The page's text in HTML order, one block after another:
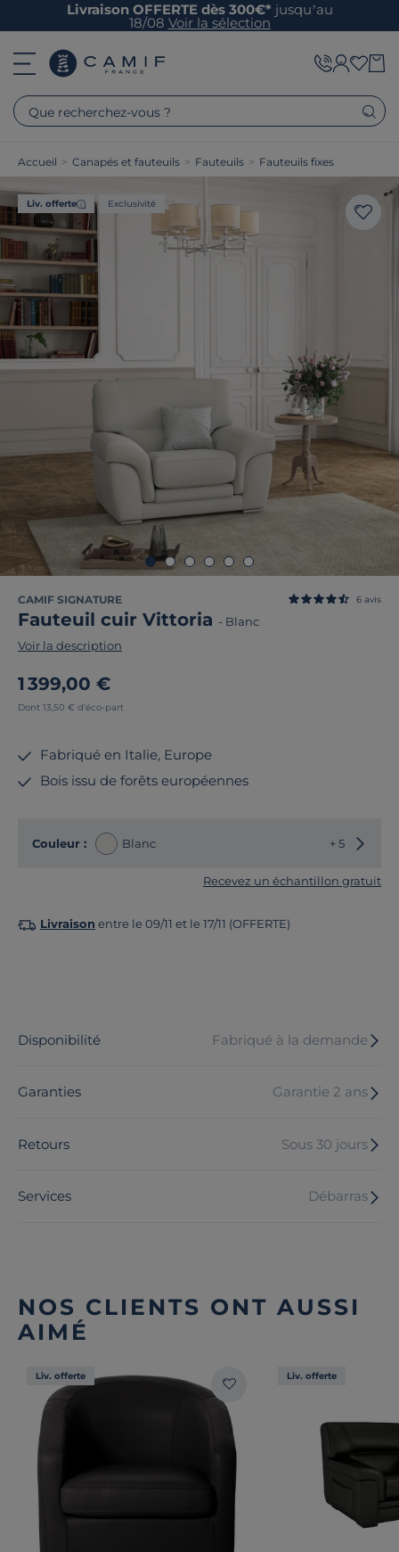
Livraison OFFERTE dès 300€* jusqu’au
18/08 Voir la sélection
Que recherchez-vous ?
Accueil > Canapés et fauteuils > Fauteuils > Fauteuils fixes
Liv. offerte Exclusivité
CAMIF SIGNATURE
Fauteuil cuir Vittoria - Blanc
6 avis
Voir la description
1 399,00 €
Dont 13,50 € d'éco-part
Fabriqué en Italie, Europe
Bois issu de forêts européennes
Couleur : Blanc + 5
Recevez un échantillon gratuit
Livraison entre le 09/11 et le 17/11 (OFFERTE)
Disponibilité Fabriqué à la demande
Garanties Garantie 2 ans
Retours Sous 30 jours
Services Débarras
NOS CLIENTS ONT AUSSI
AIMÉ
Liv. offerte Liv. offerte